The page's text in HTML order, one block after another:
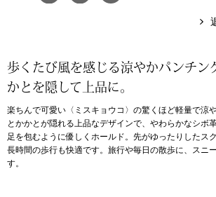
歩くたび風を感じる涼やかパンチン
かとを隠して上品に。
楽ちんで可愛い〈ミスキョウコ〉の驚くほど軽量で涼
とかかとが隠れる上品なデザインで、やわらかなシボ
足を包むように優しくホールド。先がゆったりしたス
長時間の歩行も快適です。旅行や毎日の散歩に、スニ
す。